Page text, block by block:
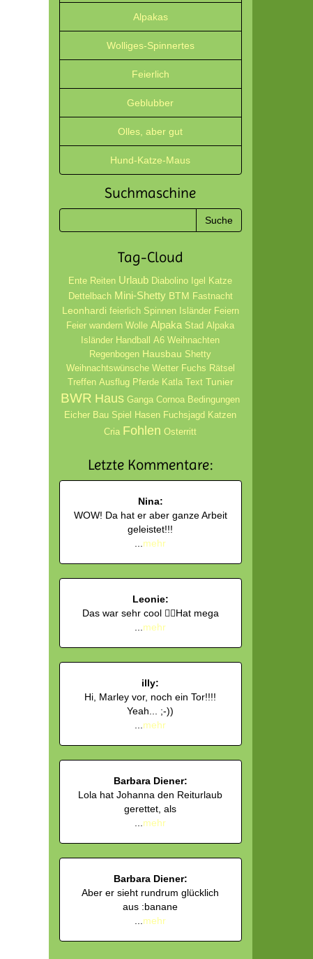
Alpakas
Wolliges-Spinnertes
Feierlich
Geblubber
Olles, aber gut
Hund-Katze-Maus
Suchmaschine
Tag-Cloud
Ente Reiten Urlaub Diabolino Igel Katze
Dettelbach Mini-Shetty BTM Fastnacht
Leonhardi feierlich Spinnen Isländer Feiern
Feier wandern Wolle Alpaka Stad Alpaka
Isländer Handball A6 Weihnachten
Regenbogen Hausbau Shetty
Weihnachtswünsche Wetter Fuchs Rätsel
Treffen Ausflug Pferde Katla Text Tunier
BWR Haus Ganga Cornoa Bedingungen
Eicher Bau Spiel Hasen Fuchsjagd Katzen
Cria Fohlen Osterritt
Letzte Kommentare:
Nina:
WOW! Da hat er aber ganze Arbeit
geleistet!!!
mehr
Leonie:
Das war sehr cool 👍🏻Hat mega
mehr
illy:
Hi, Marley vor, noch ein Tor!!!!
Yeah... ;-))
mehr
Barbara Diener:
Lola hat Johanna den Reiturlaub
gerettet, als
mehr
Barbara Diener:
Aber er sieht rundrum glücklich
aus :banane
mehr